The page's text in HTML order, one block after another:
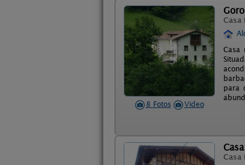
8 Fotos Video
Casa
Casa
para
Casa